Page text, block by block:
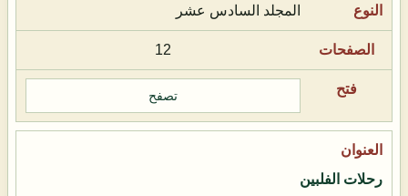
المجلد السادس عشر
12
تصفح
رحلات الفلبين